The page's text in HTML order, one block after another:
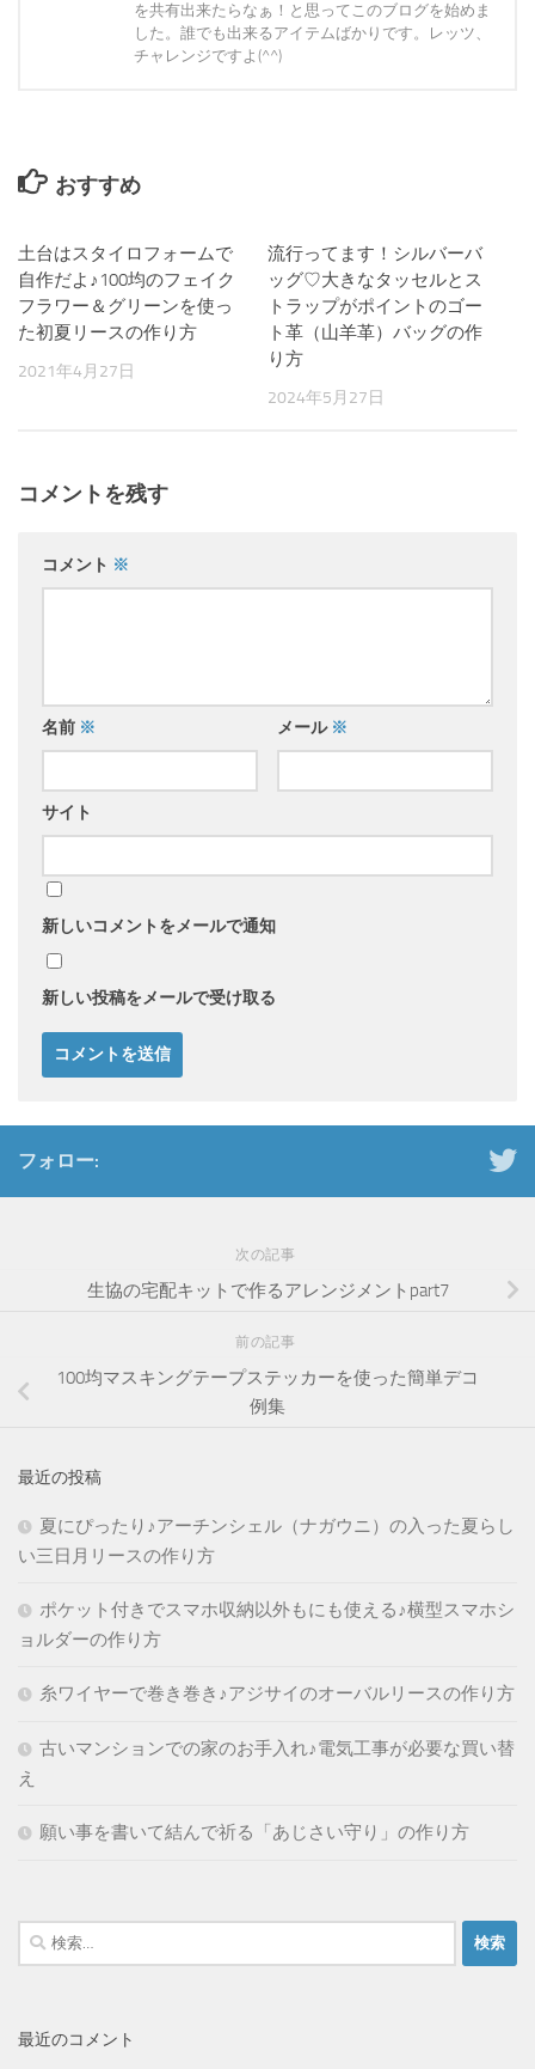
を共有出来たらなぁ！と思ってこのブログを始めま
した。誰でも出来るアイテムばかりです。レッツ、
チャレンジですよ(^^)
おすすめ
土台はスタイロフォームで
自作だよ♪100均のフェイク
フラワー＆グリーンを使っ
た初夏リースの作り方
2021年4月27日
流行ってます！シルバーバ
ッグ♡大きなタッセルとス
トラップがポイントのゴー
ト革（山羊革）バッグの作
り方
2024年5月27日
コメントを残す
コメント ※
名前 ※ メール ※
サイト
新しいコメントをメールで通知
新しい投稿をメールで受け取る
フォロー:
次の記事
生協の宅配キットで作るアレンジメントpart7
前の記事
100均マスキングテープステッカーを使った簡単デコ
例集
最近の投稿
夏にぴったり♪アーチンシェル（ナガウニ）の入った夏らし
い三日月リースの作り方
ポケット付きでスマホ収納以外もにも使える♪横型スマホシ
ョルダーの作り方
糸ワイヤーで巻き巻き♪アジサイのオーバルリースの作り方
古いマンションでの家のお手入れ♪電気工事が必要な買い替
え
願い事を書いて結んで祈る「あじさい守り」の作り方
検
索:
最近のコメント